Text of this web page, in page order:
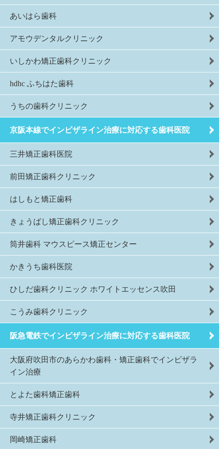
あいはら歯科
アモウデンタルクリニック
いしかわ矯正歯科クリニック
hdhc ふちはた歯科
うちの歯科クリニック
京阪本線でインビザライン治療に対応する歯科医院
三井矯正歯科医院
前田矯正歯科クリニック
はしもと矯正歯科
きょうばし矯正歯科クリニック
筒井歯科 マウスピース矯正センター
かきうち歯科医院
ひしだ歯科クリニック ホワイトエッセンス吹田
こうみ歯科クリニック
阪急電鉄でインビザライン治療に対応する歯科医院
大阪府吹田市のあらかわ歯科・矯正歯科でインビザラ
イン治療
とよた歯科矯正歯科
寺井矯正歯科クリニック
岡崎矯正歯科